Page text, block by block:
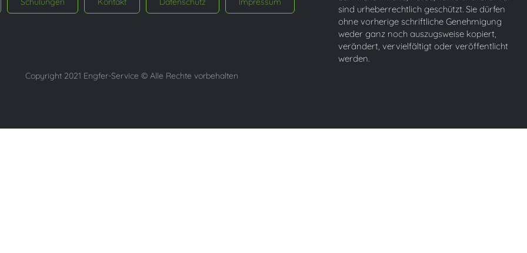
sind urheberrechtlich geschützt. Sie dürfen
ohne vorherige schriftliche Genehmigung
weder ganz noch auszugsweise kopiert,
verändert, vervielfältigt oder veröffentlicht
werden.
Copyright 2021 Engfer-Service © Alle Rechte vorbehalten